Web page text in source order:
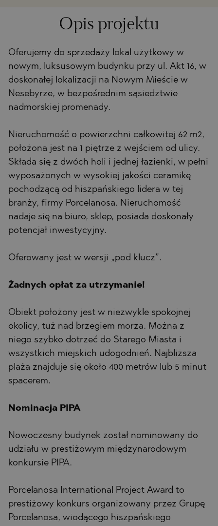
Opis projektu
Oferujemy do sprzedaży lokal użytkowy w
nowym, luksusowym budynku przy ul. Akt 16, w
doskonałej lokalizacji na Nowym Mieście w
Nesebyrze, w bezpośrednim sąsiedztwie
nadmorskiej promenady.
Nieruchomość o powierzchni całkowitej 62 m2,
położona jest na 1 piętrze z wejściem od ulicy.
Składa się z dwóch holi i jednej łazienki, w pełni
wyposażonych w wysokiej jakości ceramikę
pochodzącą od hiszpańskiego lidera w tej
branży, firmy Porcelanosa. Nieruchomość
nadaje się na biuro, sklep, posiada doskonały
potencjał inwestycyjny.
Oferowany jest w wersji „pod klucz”.
Żadnych opłat za utrzymanie!
Obiekt położony jest w niezwykle spokojnej
okolicy, tuż nad brzegiem morza. Można z
niego szybko dotrzeć do Starego Miasta i
wszystkich miejskich udogodnień. Najbliższa
plaża znajduje się około 400 metrów lub 5 minut
spacerem.
Nominacja PIPA
Nowoczesny budynek został nominowany do
udziału w prestiżowym międzynarodowym
konkursie PIPA.
Porcelanosa International Project Award to
prestiżowy konkurs organizowany przez Grupę
Porcelanosa, wiodącego hiszpańskiego